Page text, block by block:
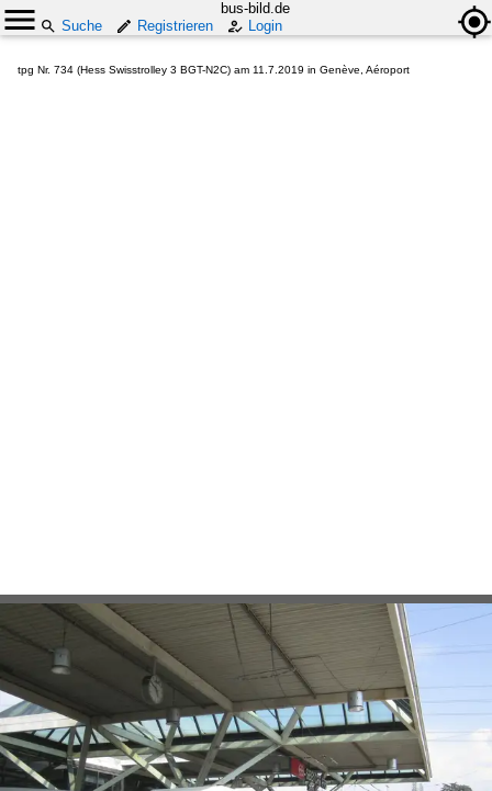
bus-bild.de
Suche
Registrieren Login
tpg Nr. 734 (Hess Swisstrolley 3 BGT-N2C) am 11.7.2019 in Genève, Aéroport